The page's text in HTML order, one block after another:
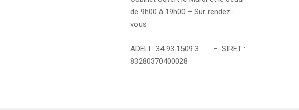
de 9h00 à 19h00 – Sur rendez-
vous
ADELI : 34 93 1509 3 – SIRET :
83280370400028